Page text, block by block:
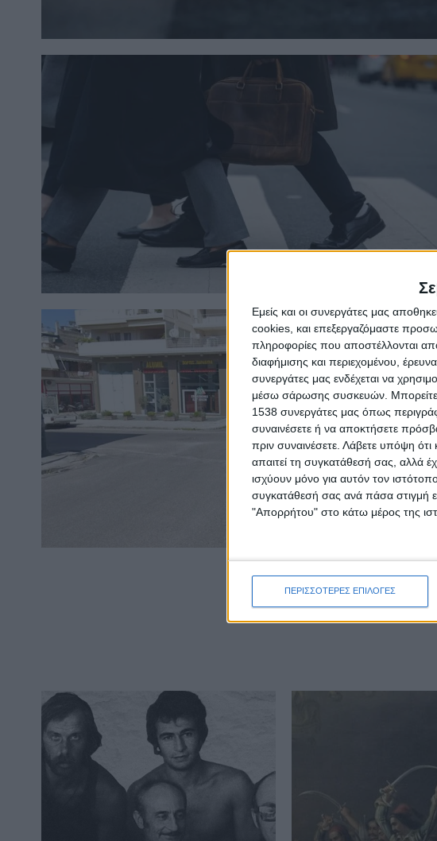
Εμείς και οι συνεργάτες μας
cookies, και επεξεργαζόμαστε
πληροφορίες που αποστέλλονται από
διαφήμισης και περιεχομένου,
συνεργάτες μας ενδέχεται να
μέσω σάρωσης συσκευών. Μπορείτε
1538 συνεργάτες μας όπως
συναινέσετε ή να αποκτήσετε
πριν συναινέσετε. Λάβετε υπόψη ότι
απαιτεί τη συγκατάθεσή σας, αλλά
ισχύουν μόνο για αυτόν τον
συγκατάθεσή σας ανά πάσα στιγμή
"Απορρήτου" στο κάτω μέρος της
ΠΕΡΙΣΣΟΤΕΡΕΣ ΕΠΙΛΟΓΕΣ